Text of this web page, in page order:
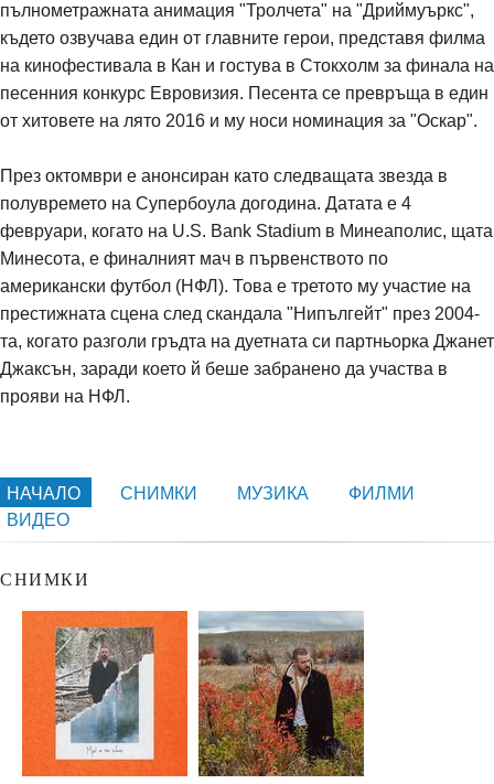
пълнометражната анимация "Тролчета" на "Дриймуъркс",
където озвучава един от главните герои, представя филма
на кинофестивала в Кан и гостува в Стокхолм за финала на
песенния конкурс Евровизия. Песента се превръща в един
от хитовете на лято 2016 и му носи номинация за "Оскар".
През октомври е анонсиран като следващата звезда в
полувремето на Супербоула догодина. Датата е 4
февруари, когато на U.S. Bank Stadium в Минеаполис, щата
Минесота, е финалният мач в първенството по
американски футбол (НФЛ). Това е третото му участие на
престижната сцена след скандала "Нипългейт" през 2004-
та, когато разголи гръдта на дуетната си партньорка Джанет
Джаксън, заради което й беше забранено да участва в
прояви на НФЛ.
НАЧАЛО СНИМКИ МУЗИКА
ФИЛМИ
ВИДЕО
СНИМКИ